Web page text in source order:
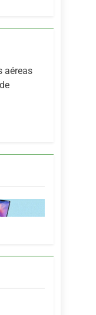
aéreas